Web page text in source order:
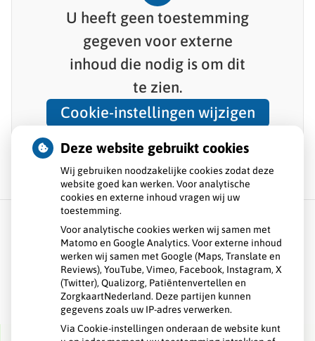
U heeft geen toestemming
gegeven voor externe
inhoud die nodig is om dit
te zien.
Cookie-instellingen wijzigen
Over GHC
Contact
Deze website gebruikt cookies
Wij gebruiken noodzakelijke cookies zodat deze
website goed kan werken. Voor analytische
cookies en externe inhoud vragen wij uw
toestemming.
Voor analytische cookies werken wij samen met
Matomo en Google Analytics. Voor externe inhoud
werken wij samen met Google (Maps, Translate en
Reviews), YouTube, Vimeo, Facebook, Instagram, X
(Twitter), Qualizorg, Patiëntenvertellen en
ZorgkaartNederland. Deze partijen kunnen
gegevens zoals uw IP-adres verwerken.
Via Cookie-instellingen onderaan de website kunt